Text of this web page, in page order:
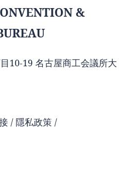
&
10-19 名古屋商工会議所大
隱私政策